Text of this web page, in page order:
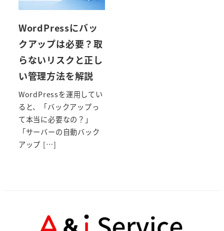
WordPressにバッ
クアップは必要？取
らないリスクと正し
い管理方法を解説
WordPressを運用してい
ると、「バックアップっ
て本当に必要なの？」
「サーバーの自動バック
アップ […]